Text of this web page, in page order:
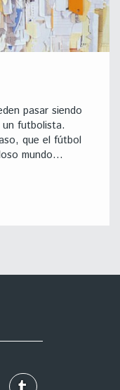
pasar siendo
futbolista.
que el fútbol
mundo…